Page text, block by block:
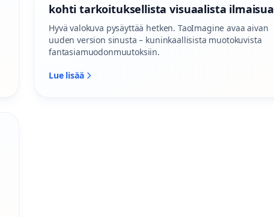
kohti tarkoituksellista visuaalista ilmaisua
Hyvä valokuva pysäyttää hetken. TaoImagine avaa aivan
uuden version sinusta – kuninkaallisista muotokuvista
fantasiamuodonmuutoksiin.
Lue lisää